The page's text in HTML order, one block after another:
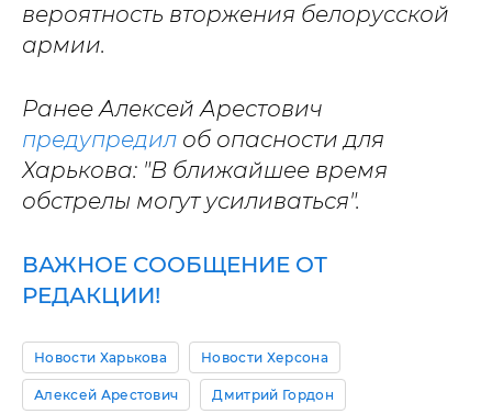
вероятность вторжения белорусской
армии.
Ранее Алексей Арестович
предупредил об опасности для
Харькова: "В ближайшее время
обстрелы могут усиливаться".
ВАЖНОЕ СООБЩЕНИЕ ОТ
РЕДАКЦИИ!
Новости Харькова Новости Херсона
Алексей Арестович Дмитрий Гордон